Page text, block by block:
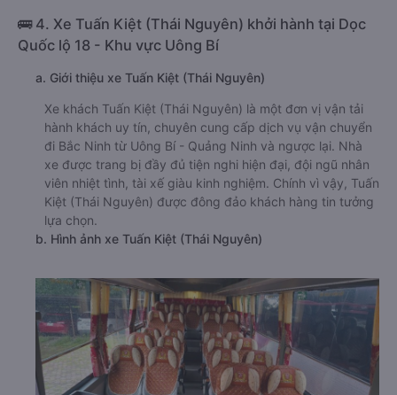
🚌 4. Xe Tuấn Kiệt (Thái Nguyên) khởi hành tại Dọc
Quốc lộ 18 - Khu vực Uông Bí
a. Giới thiệu xe Tuấn Kiệt (Thái Nguyên)
Xe khách Tuấn Kiệt (Thái Nguyên) là một đơn vị vận tải
hành khách uy tín, chuyên cung cấp dịch vụ vận chuyển
đi Bắc Ninh từ Uông Bí - Quảng Ninh và ngược lại. Nhà
xe được trang bị đầy đủ tiện nghi hiện đại, đội ngũ nhân
viên nhiệt tình, tài xế giàu kinh nghiệm. Chính vì vậy, Tuấn
Kiệt (Thái Nguyên) được đông đảo khách hàng tin tưởng
lựa chọn.
b. Hình ảnh xe Tuấn Kiệt (Thái Nguyên)